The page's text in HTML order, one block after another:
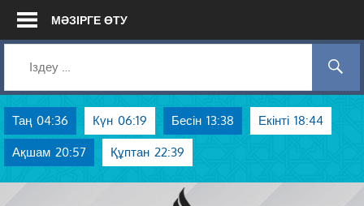
Skip
МӘЗІРГЕ ӨТУ
Таң 04:36 Күн 06:19 Бесін 13:38 Екінті 18:44
Ақшам 20:57 Құптан 22:39